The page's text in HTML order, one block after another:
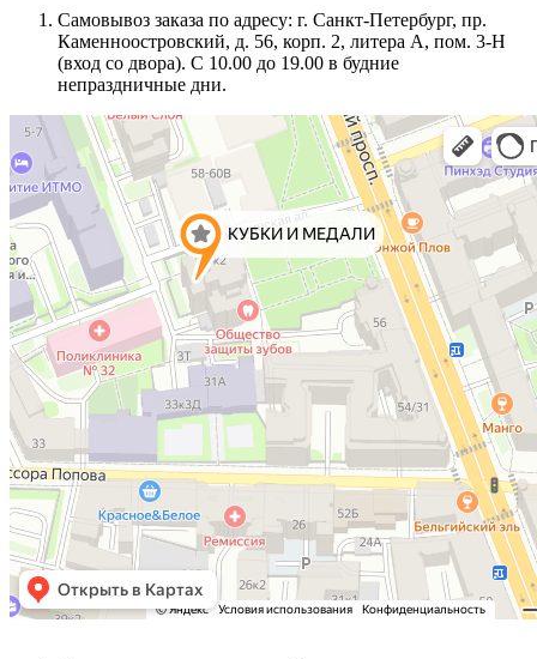
Самовывоз заказа по адресу: г. Санкт-Петербург, пр.
Каменноостровский, д. 56, корп. 2, литера А, пом. 3-Н
(вход со двора). С 10.00 до 19.00 в будние
непраздничные дни.